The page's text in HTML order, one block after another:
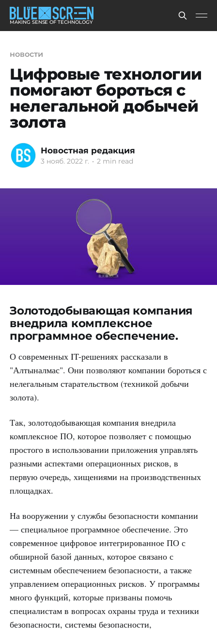
MAKING SENSE OF TECHNOLOGY
новости
Цифровые технологии
помогают бороться с
нелегальной добычей
золота
Новостная редакция
3 нояб. 2022 г. • 2 min read
Золотодобывающая компания
внедрила комплексное
программное обеспечение.
О современных IT-решениях рассказали в
"Алтыналмас". Они позволяют компании бороться с
нелегальным старательством (техникой добычи
золота).
Так, золотодобывающая компания внедрила
комплексное ПО, которое позволяет с помощью
простого в использовании приложения управлять
разными аспектами операционных рисков, в
первую очередь, хищениями на производственных
площадках.
На вооружении у службы безопасности компании
— специальное программное обеспечение. Это
современное цифровое интегрированное ПО с
обширной базой данных, которое связано с
системным обеспечением безопасности, а также
управлением операционных рисков. У программы
много функций, которые призваны помочь
специалистам в вопросах охраны труда и техники
безопасности, системы безопасности,